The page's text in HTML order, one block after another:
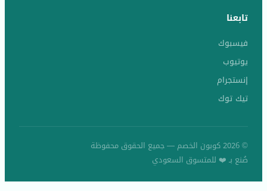
تابعنا
فيسبوك
يوتيوب
إنستجرام
تيك توك
© 2026 كوبون الخصم — جميع الحقوق محفوظة
صُنع بـ ❤️ للمتسوق السعودي